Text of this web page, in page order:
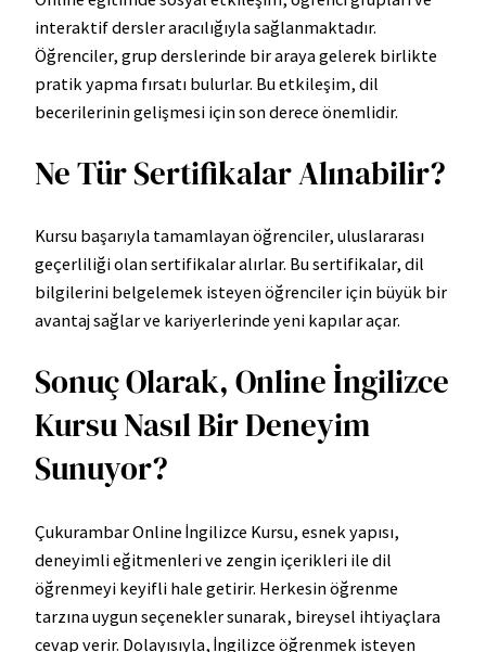
interaktif dersler aracılığıyla sağlanmaktadır.
Öğrenciler, grup derslerinde bir araya gelerek birlikte
pratik yapma fırsatı bulurlar. Bu etkileşim, dil
becerilerinin gelişmesi için son derece önemlidir.
Ne Tür Sertifikalar Alınabilir?
Kursu başarıyla tamamlayan öğrenciler, uluslararası
geçerliliği olan sertifikalar alırlar. Bu sertifikalar, dil
bilgilerini belgelemek isteyen öğrenciler için büyük bir
avantaj sağlar ve kariyerlerinde yeni kapılar açar.
Sonuç Olarak, Online İngilizce
Kursu Nasıl Bir Deneyim
Sunuyor?
Çukurambar Online İngilizce Kursu, esnek yapısı,
deneyimli eğitmenleri ve zengin içerikleri ile dil
öğrenmeyi keyifli hale getirir. Herkesin öğrenme
tarzına uygun seçenekler sunarak, bireysel ihtiyaçlara
cevap verir. Dolayısıyla, İngilizce öğrenmek isteyen